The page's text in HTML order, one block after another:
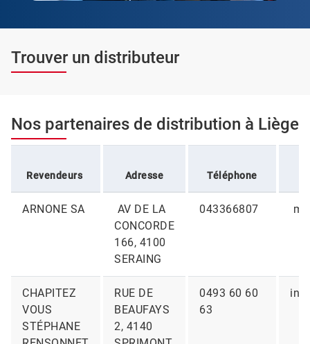
Trouver un distributeur
Nos partenaires de distribution à Liège
Revendeurs Adresse Téléphone
ARNONE SA
AV DE LA
CONCORDE
166, 4100
SERAING
043366807
CHAPITEZ
VOUS
STÉPHANE
RUE DE
BEAUFAYS
2, 4140
0493 60 60
63